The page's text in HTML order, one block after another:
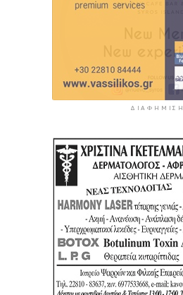
ΔΙΑΦΉΜΙΣΗ